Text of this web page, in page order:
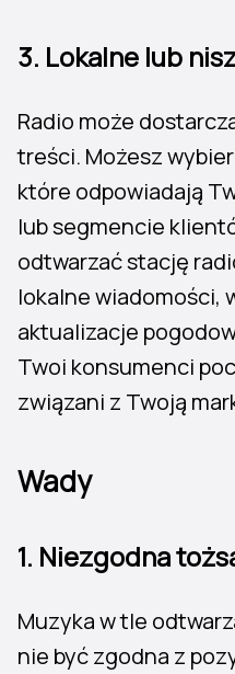
3. Lokalne lub
Radio może
treści. Możesz
które odpowiadają
lub segmencie
odtwarzać stację
lokalne wiadomości,
aktualizacje
Twoi konsumenci
związani z Twoją
Wady
1. Niezgodna
Muzyka w tle
nie być zgodna z